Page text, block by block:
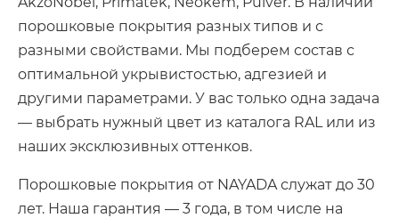
порошковые покрытия разных типов и с
разными свойствами. Мы подберем состав с
оптимальной укрывистостью, адгезией и
другими параметрами. У вас только одна задача
— выбрать нужный цвет из каталога RAL или из
наших эксклюзивных оттенков.
Порошковые покрытия от NAYADA служат до 30
лет. Наша гарантия — 3 года, в том числе на